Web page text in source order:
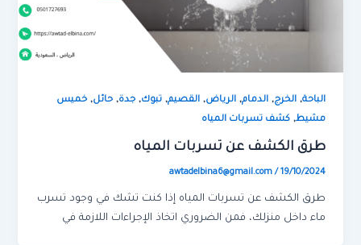
الباحة,الخرج,الدمام,الرياض,القصيم,تبوك,جدة,حائل,خميس
مشيط,كشف تسربات المياه
طرق الكشف عن تسربات المياه
awtadelbina6@gmail.com/ 19/10/2024
طرق الكشف عن تسربات المياه إذا كنت تشك في وجود تسرب
ماء داخل منزلك، فمن الضروري اتخاذ الإجراءات اللازمة في